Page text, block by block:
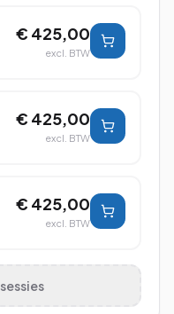
€ 425,00
excl. BTW
€ 425,00
excl. BTW
€ 425,00
excl. BTW
sessies